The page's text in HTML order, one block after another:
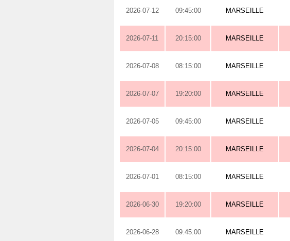
2026-07-12 09:45:00 MARSEILLE
2026-07-11 20:15:00 MARSEILLE
2026-07-08 08:15:00 MARSEILLE
2026-07-07 19:20:00 MARSEILLE
2026-07-05 09:45:00 MARSEILLE
2026-07-04 20:15:00 MARSEILLE
2026-07-01 08:15:00 MARSEILLE
2026-06-30 19:20:00 MARSEILLE
2026-06-28 09:45:00 MARSEILLE